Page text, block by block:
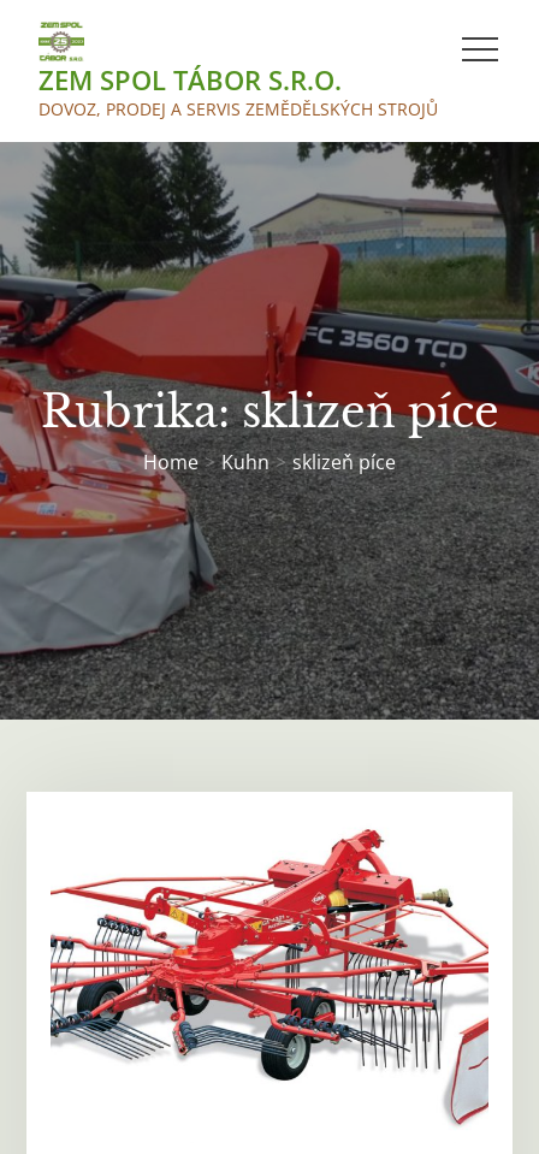
contentZEM SPOL TÁBOR S.R.O.
DOVOZ, PRODEJ A SERVIS ZEMĚDĚLSKÝCH STROJŮ
Rubrika:sklizeň píce
Home Kuhn sklizeň píce